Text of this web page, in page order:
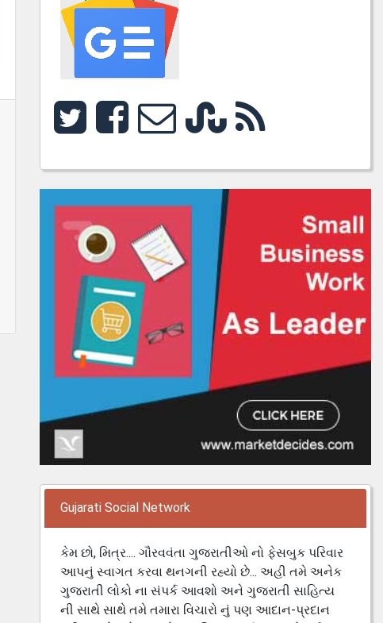
Gujarati Social Network
કેમ છો, મિત્ર.... ગૌરવવંતા ગુજરાતીઓ નો ફેસબુક પરિવાર
આપનું સ્વાગત કરવા થનગની રહ્યો છે... અહી તમે અનેક
ગુજરાતી લોકો ના સંપર્ક આવશો અને ગુજરાતી સાહિત્ય
ની સાથે સાથે તમે તમારા વિચારો નું પણ આદાન-પ્રદાન